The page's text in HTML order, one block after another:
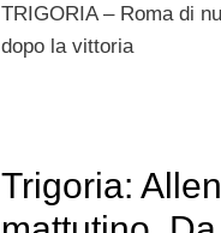
TRIGORIA – Roma di
dopo la vittoria
Trigoria: